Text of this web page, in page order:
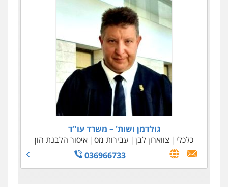
גולדמן ושות' – משרד עו"ד
כלכלי
צווארון לבן עבירות מס איסור הלבנת הון
036966733